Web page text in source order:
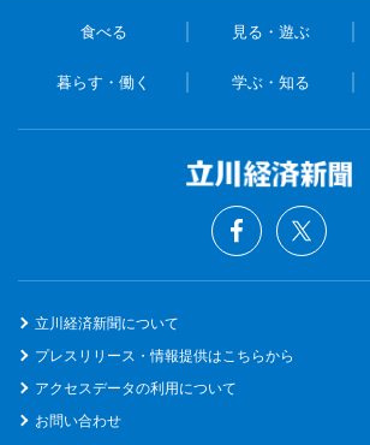
食べる 見る・遊ぶ
暮らす・働く 学ぶ・知る
立川経済新聞について
プレスリリース・情報提供はこちらから
アクセスデータの利用について
お問い合わせ